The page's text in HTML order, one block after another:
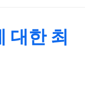
대한 최